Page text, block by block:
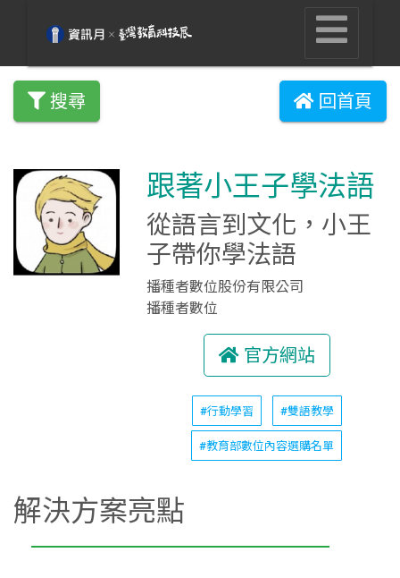
搜尋 回首頁
跟著小王子學法語
從語言到文化，小王
子帶你學法語
播種者數位股份有限公司
播種者數位
官方網站
#行動學習 #雙語教學
#教育部數位內容選購名單
解決方案亮點